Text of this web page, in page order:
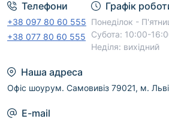
доставку по Україні.
сортуванням, щоб швидше
товар.
Телефони
+38 097 80 60 555
+38 077 80 60 555
Графік
Понеділок -
Субота: 10:00-
Неділя: вихідний
Наша адреса
Офіс шоурум. Самовивіз 79021, м.
E-mail